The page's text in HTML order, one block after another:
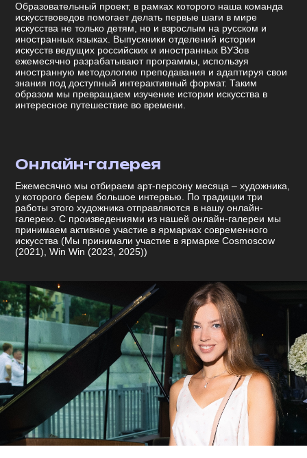
Образовательный проект, в рамках которого наша команда
искусствоведов помогает делать первые шаги в мире
искусства не только детям, но и взрослым на русском и
иностранных языках. Выпускники отделений истории
искусств ведущих российских и иностранных ВУЗов
ежемесячно разрабатывают программы, используя
иностранную методологию преподавания и адаптируя свои
знания под доступный интерактивный формат. Таким
образом мы превращаем изучение истории искусства в
интересное путешествие во времени.
Онлайн-галерея
Ежемесячно мы отбираем арт-персону месяца – художника,
у которого берем большое интервью. По традиции три
работы этого художника отправляются в нашу онлайн-
галерею. С произведениями из нашей онлайн-галереи мы
принимаем активное участие в ярмарках современного
искусства (Мы принимали участие в ярмарке Cosmoscow
(2021), Win Win (2023, 2025))